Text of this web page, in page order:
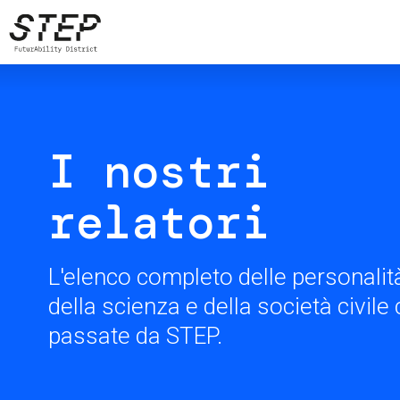
Salta
al
contenuto
I nostri
relatori
L'elenco completo delle
della scienza e della società civile
passate da STEP.